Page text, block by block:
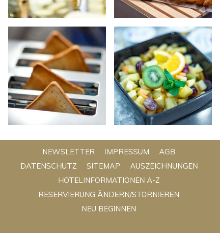
NEWSLETTER IMPRESSUM
AGB
DATENSCHUTZ
SITEMAP
AUSZEICHNUNGEN
HOTELINFORMATIONEN A-ZÖFFNET
SICH
RESERVIERUNG ÄNDERN/STORNIEREN
NEU BEGINNEN